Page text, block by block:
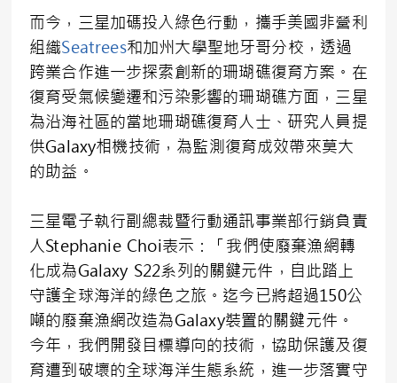
而今，三星加碼投入綠色行動，攜手美國非營利
組織Seatrees和加州大學聖地牙哥分校，透過
跨業合作進一步探索創新的珊瑚礁復育方案。在
復育受氣候變遷和污染影響的珊瑚礁方面，三星
為沿海社區的當地珊瑚礁復育人士、研究人員提
供Galaxy相機技術，為監測復育成效帶來莫大
的助益。
三星電子執行副總裁暨行動通訊事業部行銷負責
人Stephanie Choi表示：「我們使廢棄漁網轉
化成為Galaxy S22系列的關鍵元件，自此踏上
守護全球海洋的綠色之旅。迄今已將超過150公
噸的廢棄漁網改造為Galaxy裝置的關鍵元件。
今年，我們開發目標導向的技術，協助保護及復
育遭到破壞的全球海洋生態系統，進一步落實守